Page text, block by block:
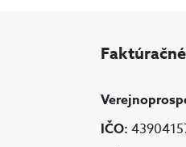
IČO: